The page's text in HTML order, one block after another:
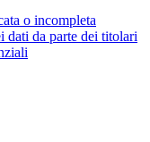
o incompleta
dati da parte dei titolari